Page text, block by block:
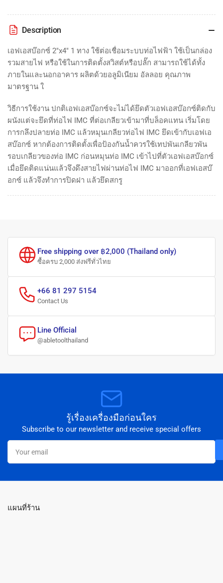
Description
เอฟเอสบ๊อกซ์ 2"x4" 1 ทาง ใช้ต่อเชื่อมระบบท่อไฟฟ้า ใช้เป็นกล่อง
รวมสายไฟ หรือใช้ในการติดตั้งสวิสต์หรือปลั๊ก สามารถใช้ได้ทั้ง
ภายในและนอกอาคาร ผลิตด้วยอลูมิเนียม อัลลอย คุณภาพ
มาตรฐาน ใ
วิธีการใช้งาน ปกติเอฟเอสบ๊อกซ์จะไม่ได้ยึดตัวเอฟเอสบ๊อกซ์ติดกับ
ผนังแต่จะยึดที่ท่อไฟ IMC ที่ต่อเกลียวเข้ามาที่บล็อคแทน เริ่มโดย
การกลึงปลายท่อ IMC แล้วหมุนเกลียวท่อไฟ IMC ยึดเข้ากับเอฟเอ
สบ๊อกซ์ หากต้องการติดตั้งเพื่อป้องกันน้ำควรใช้เทปพันเกลียวพัน
รอบเกลียวของท่อ IMC ก่อนหมุนท่อ IMC เข้าไปที่ตัวเอฟเอสบ๊อกซ์
เมื่อยึดติดแน่นแล้วจึงดึงสายไฟผ่านท่อไฟ IMC มาออกที่เอฟเอสบ๊
อกซ์ แล้วจึงทำการปิดฝา แล้วยึดสกรู
Free shipping over ฿2,000 (Thailand only)
ซื้อครบ 2,000 ส่งฟรีทั่วไทย
+66 81 297 5154
Contact Us
Line Official
@abletoolthailand
รู้เรื่องเครื่องมือก่อนใคร
Subscribe to our newsletter and receive special offers
Your
email
แผนที่ร้าน